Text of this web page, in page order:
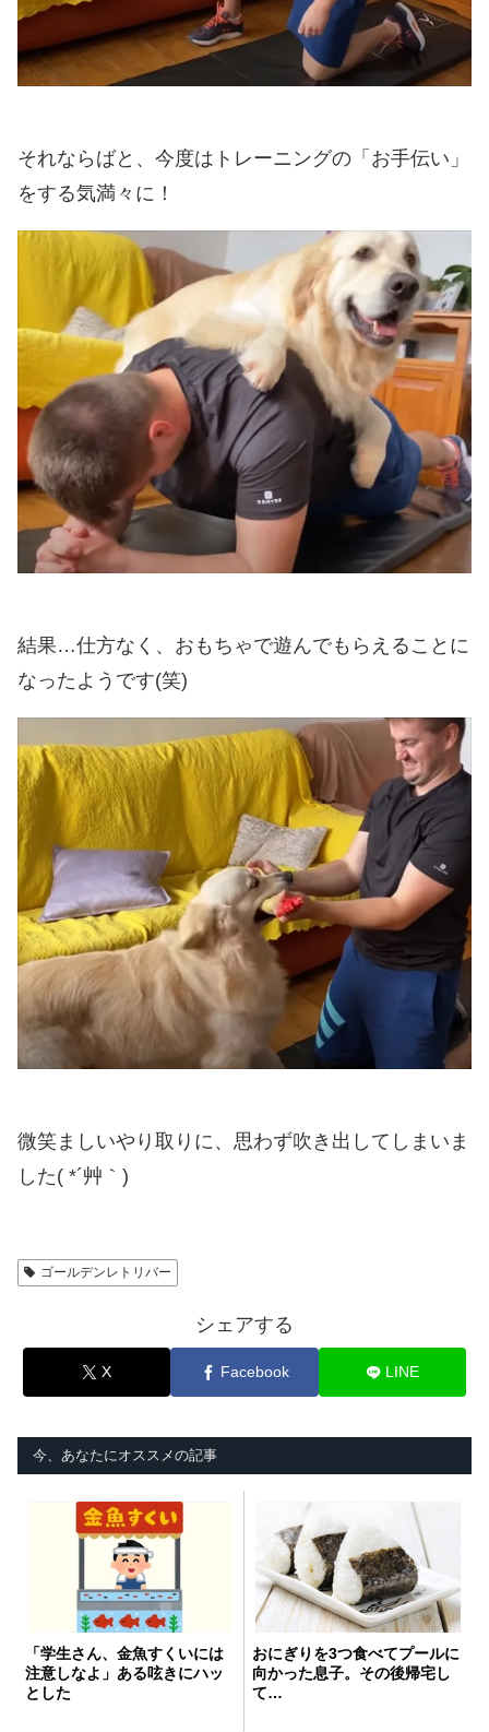
それならばと、今度はトレーニングの「お手伝い」
をする気満々に！
結果…仕方なく、おもちゃで遊んでもらえることに
なったようです(笑)
微笑ましいやり取りに、思わず吹き出してしまいま
した( *´艸｀)
ゴールデンレトリバー
シェアする
X Facebook LINE
今、あなたにオススメの記事
「学生さん、金魚すくいには
注意しなよ」ある呟きにハッ
とした
おにぎりを3つ食べてプールに
向かった息子。その後帰宅し
て…